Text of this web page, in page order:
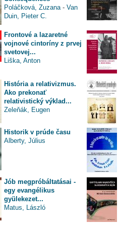
Poláčková, Zuzana - Van
Duin, Pieter C.
Frontové a lazaretné
vojnové cintoríny z prvej
svetovej...
Liška, Anton
História a relativizmus.
Ako prekonať
relativistický výklad...
Zeleňák, Eugen
Historik v prúde času
Alberty, Július
Jób megpróbáltatásai -
egy evangélikus
gyülekezet...
Matus, László